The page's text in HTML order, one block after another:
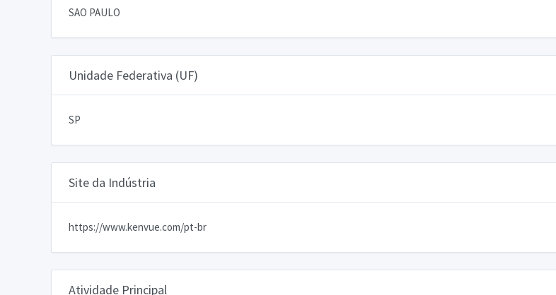
SAO PAULO
Unidade Federativa (UF)
SP
Site da Indústria
https://www.kenvue.com/pt-br
Atividade Principal